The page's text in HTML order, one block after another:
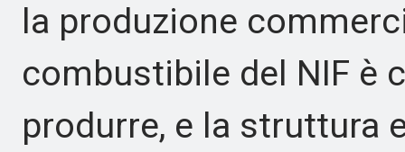
la produzione
combustibile del NIF è
produrre, e la struttura